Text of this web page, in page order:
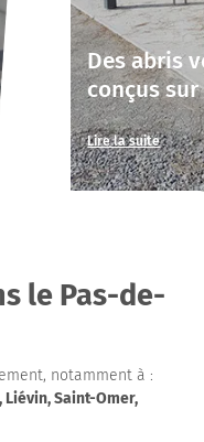
Des abris
conçus
Lire la suite
le Pas-de-
notamment à :
Saint-Omer,